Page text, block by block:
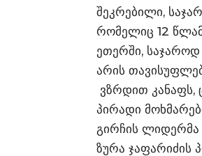
შეკრებილი,
რომელიც 12
ეთერში, საჯაროდ
არის
ვზრდით კანაფს,
პირადი
გირჩის ლიდერმა
ზურა ჯაფარიძის